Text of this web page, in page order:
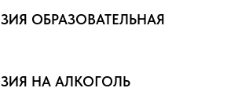
ОБРАЗОВАТЕЛЬНАЯ
НА АЛКОГОЛЬ